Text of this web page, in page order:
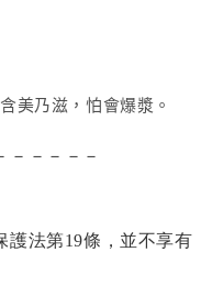
美乃滋，怕會爆漿。
－－－－－
護法第19條，並不享有